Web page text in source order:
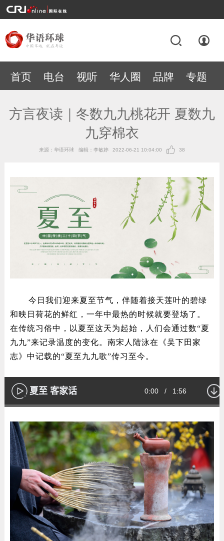
首页 电台 视听 华人圈 品牌 专题
方言夜读｜冬数九九桃花开 夏数九
九穿棉衣
来源：华语环球 编辑：李敏婷 2022-06-21 10:04:00 38
今日我们迎来夏至节气，伴随着接天莲叶的碧绿
和映日荷花的鲜红，一年中最热的时候就要登场了。
在传统习俗中，以夏至这天为起始，人们会通过数“夏
九九”来记录温度的变化。南宋人陆泳在《吴下田家
志》中记载的“夏至九九歌”传习至今。
播
放
夏至 客家话 Current
0:00 / Duration
1:56
Loaded: